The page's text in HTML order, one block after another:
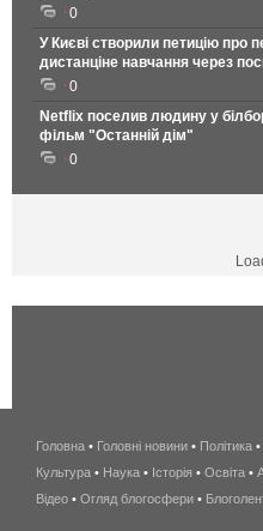
0
У Києві створили петицію про
дистанціне навчання через
0
Netflix поселив людину у
фільм "Останній дім"
0
Головна • Головні новини • Політика •
Культура • Наука • Історія • Освіта •
Відео • Огляд блогосфери •